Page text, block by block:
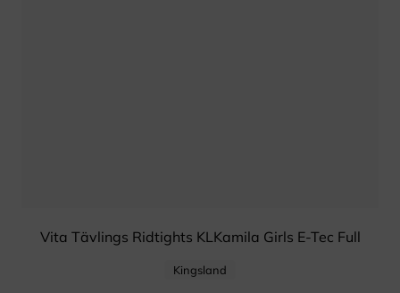
Vita Tävlings Ridtights KLKamila Girls E-Tec Full
Kingsland